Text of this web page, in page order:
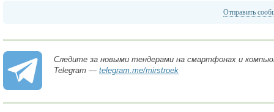
Отправить
Следите за новыми тендерами на смартфонах и
Telegram — telegram.me/mirstroek